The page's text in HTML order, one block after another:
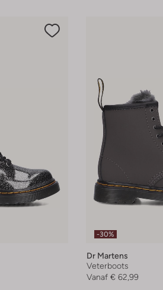
-30%
Dr Martens
Veterboots
Vanaf € 62,99